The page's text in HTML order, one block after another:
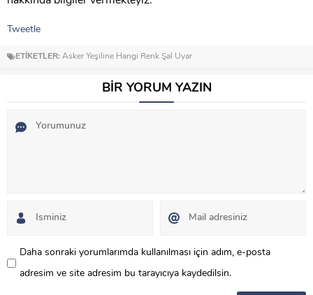
Tweetle
ETİKETLER: Asker Yeşiline Hangi Renk Şal Uyar
BİR YORUM YAZIN
Daha sonraki yorumlarımda kullanılması için adım, e-posta
adresim ve site adresim bu tarayıcıya kaydedilsin.